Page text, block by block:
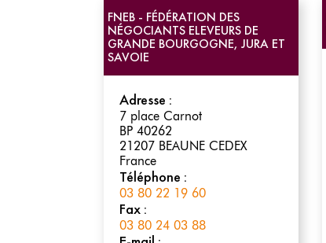
FNEB - FÉDÉRATION DES
NÉGOCIANTS ELEVEURS DE
GRANDE BOURGOGNE, JURA ET
SAVOIE
Adresse :
7 place Carnot
BP 40262
21207 BEAUNE CEDEX
France
Téléphone :
03 80 22 19 60
Fax :
03 80 24 03 88